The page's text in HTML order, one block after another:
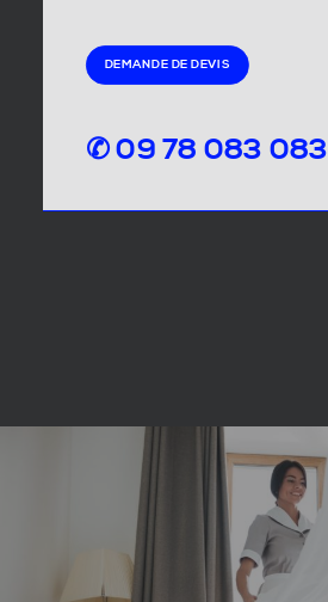
DEMANDE DE DEVIS
✆ 09 78 083 083